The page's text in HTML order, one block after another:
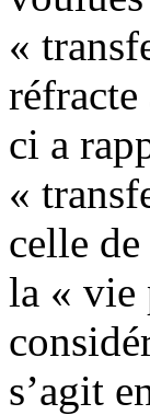
«
réfracte
ci a
«
celle
la « vie
s’agit